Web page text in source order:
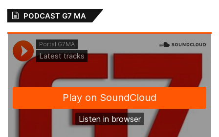
PODCAST G7 MA